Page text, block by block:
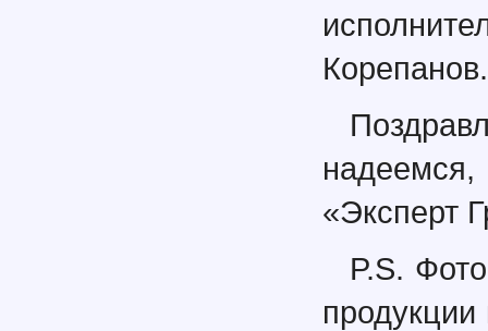
Корепанов.
надеемся,
«Эксперт
P.S.